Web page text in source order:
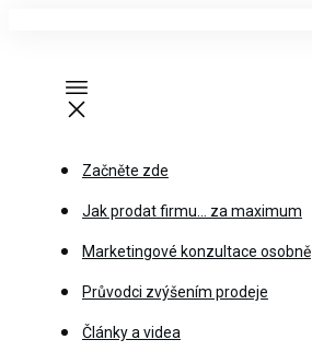
Začněte zde
Jak prodat firmu… za maximum
Marketingové konzultace osobně
Průvodci zvýšením prodeje
Články a videa